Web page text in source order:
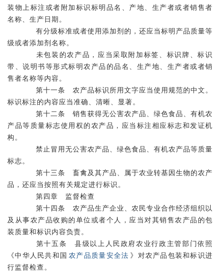
装物上标注或者附加标识标明品名、产地、生产者或者销售者
名称、生产日期。
有分级标准或者使用添加剂的，还应当标明产品质量等
级或者添加剂名称。
未包装的农产品，应当采取附加标签、标识牌、标识
带、说明书等形式标明农产品的品名、生产地、生产者或者销
售者名称等内容。
第十一条 农产品标识所用文字应当使用规范的中文。
标识标注的内容应当准确、清晰、显著。
第十二条 销售获得无公害农产品、绿色食品、有机农
产品等质量标志使用权的农产品，应当标注相应标志和发证机
构。
禁止冒用无公害农产品、绿色食品、有机农产品等质量
标志。
第十三条 畜禽及其产品、属于农业转基因生物的农产
品，还应当按照有关规定进行标识。
第四章 监督检查
第十四条 农产品生产企业、农民专业合作经济组织以
及从事农产品收购的单位或者个人，应当对其销售农产品的包
装质量和标识内容负责。
第十五条 县级以上人民政府农业行政主管部门依照
《中华人民共和国 农产品质量安全法 》对农产品包装和标识进
行监督检查。